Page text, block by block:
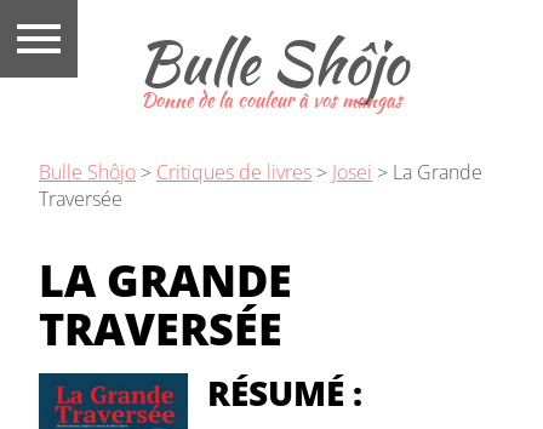
Bulle Shôjo
Donne de la couleur à vos mangas
Bulle Shôjo > Critiques de livres > Josei > La Grande
Traversée
LA GRANDE
TRAVERSÉE
RÉSUMÉ :